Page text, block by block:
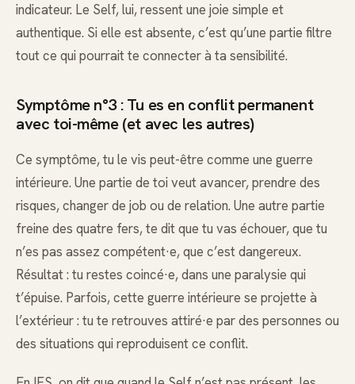
indicateur. Le Self, lui, ressent une joie simple et
authentique. Si elle est absente, c’est qu’une partie filtre
tout ce qui pourrait te connecter à ta sensibilité.
Symptôme n°3 : Tu es en conflit permanent
avec toi-même (et avec les autres)
Ce symptôme, tu le vis peut-être comme une guerre
intérieure. Une partie de toi veut avancer, prendre des
risques, changer de job ou de relation. Une autre partie
freine des quatre fers, te dit que tu vas échouer, que tu
n’es pas assez compétent·e, que c’est dangereux.
Résultat : tu restes coincé·e, dans une paralysie qui
t’épuise. Parfois, cette guerre intérieure se projette à
l’extérieur : tu te retrouves attiré·e par des personnes ou
des situations qui reproduisent ce conflit.